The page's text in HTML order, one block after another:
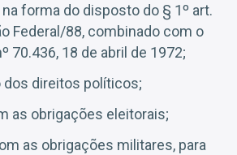
forma do disposto do § 1º art.
Federal/88, combinado com o
70.436, 18 de abril de 1972;
dos direitos políticos;
as obrigações eleitorais;
as obrigações militares, para